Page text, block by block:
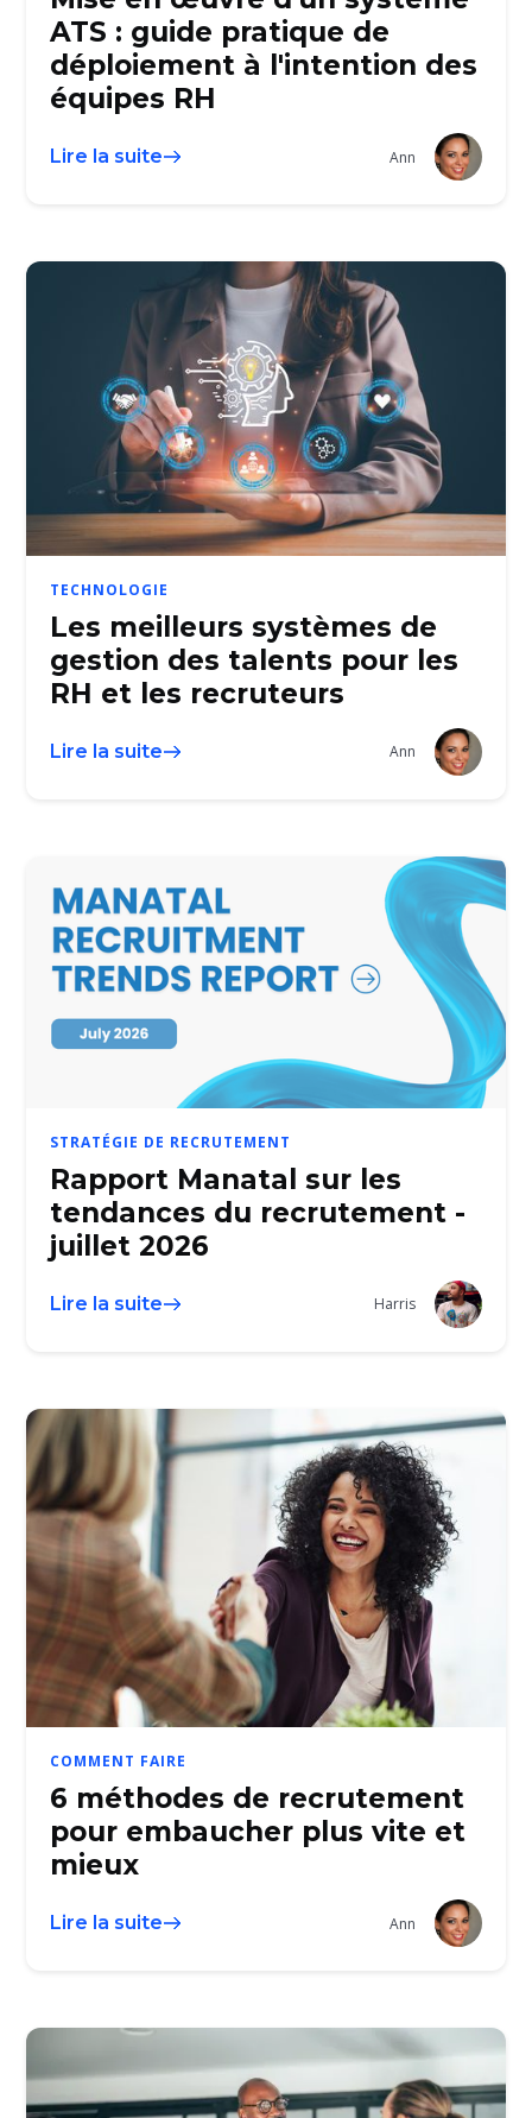
ATS : guide pratique de
déploiement à l'intention des
équipes RH
Lire la suite Ann
TECHNOLOGIE
Les meilleurs systèmes de
gestion des talents pour les
RH et les recruteurs
Lire la suite Ann
STRATÉGIE DE RECRUTEMENT
Rapport Manatal sur les
tendances du recrutement -
juillet 2026
Lire la suite Harris
COMMENT FAIRE
6 méthodes de recrutement
pour embaucher plus vite et
mieux
Lire la suite Ann